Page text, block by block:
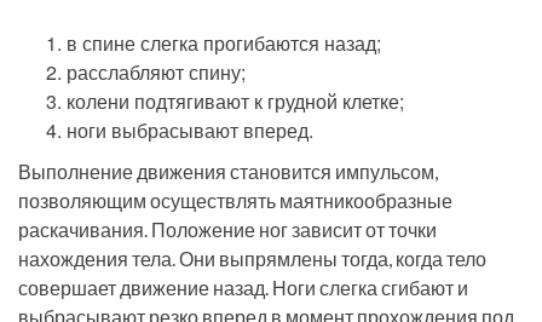
в спине слегка прогибаются назад;
расслабляют спину;
колени подтягивают к грудной клетке;
ноги выбрасывают вперед.
Выполнение движения становится импульсом,
позволяющим осуществлять маятникообразные
раскачивания. Положение ног зависит от точки
нахождения тела. Они выпрямлены тогда, когда тело
совершает движение назад. Ноги слегка сгибают и
выбрасывают резко вперед в момент прохождения под